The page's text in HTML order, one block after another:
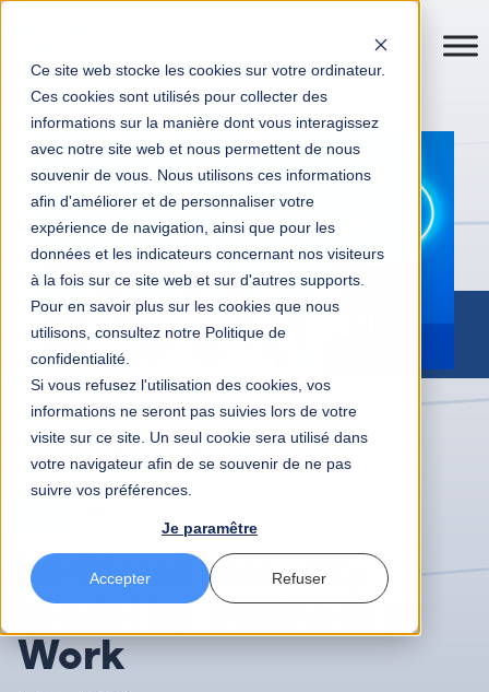
Ce site web stocke les cookies sur votre ordinateur.
Ces cookies sont utilisés pour collecter des
informations sur la manière dont vous interagissez
avec notre site web et nous permettent de nous
souvenir de vous. Nous utilisons ces informations
afin d'améliorer et de personnaliser votre
expérience de navigation, ainsi que pour les
données et les indicateurs concernant nos visiteurs
à la fois sur ce site web et sur d'autres supports.
Pour en savoir plus sur les cookies que nous
utilisons, consultez notre Politique de
confidentialité.
Si vous refusez l'utilisation des cookies, vos
informations ne seront pas suivies lors de votre
visite sur ce site. Un seul cookie sera utilisé dans
votre navigateur afin de se souvenir de ne pas
suivre vos préférences.
Je paramêtre
Accepter Refuser
Transformation digitale entreprises
Actualités
Le Cloud Maturity Model by Business at Work
Le Cloud Maturity
Model by Business at
Work